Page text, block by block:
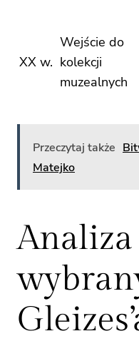
XX w.
Wejście do
kolekcji
muzealnych
Przeczytaj także
Matejko
Analiza